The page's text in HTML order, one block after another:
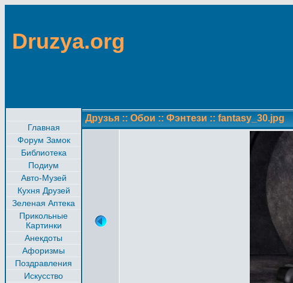
Druzya.org
Главная
Форум Замок
Библиотека
Подиум
Авто-Музей
Кухня Друзей
Зеленая Аптека
Прикольные
Картинки
Анекдоты
Афоризмы
Поздравления
Искусство
Друзья :: Обои :: Фэнтези :: fantasy_30.jpg